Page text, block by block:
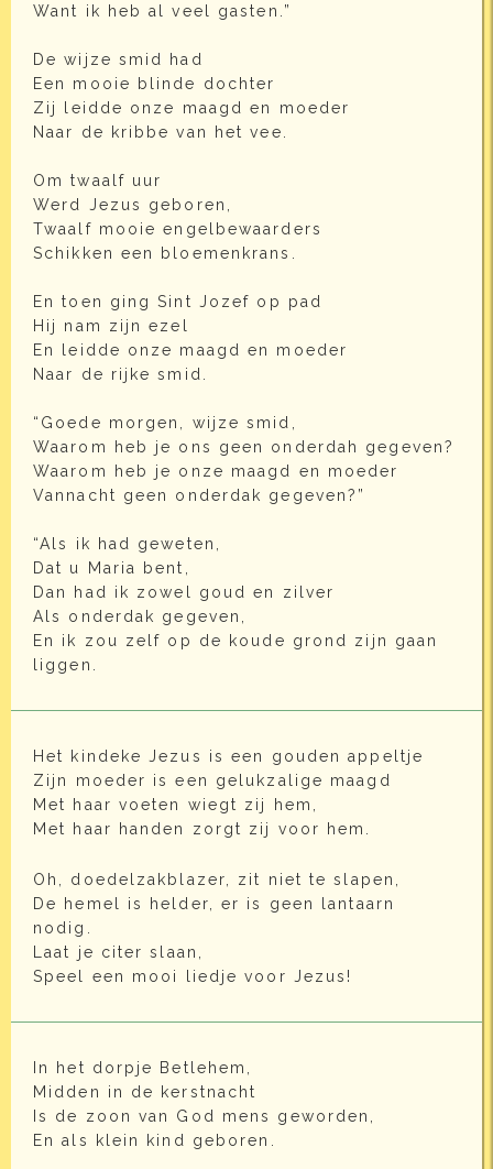
Want ik heb al veel gasten.”
De wijze smid had
Een mooie blinde dochter
Zij leidde onze maagd en moeder
Naar de kribbe van het vee.
Om twaalf uur
Werd Jezus geboren,
Twaalf mooie engelbewaarders
Schikken een bloemenkrans.
En toen ging Sint Jozef op pad
Hij nam zijn ezel
En leidde onze maagd en moeder
Naar de rijke smid.
“Goede morgen, wijze smid,
Waarom heb je ons geen onderdah gegeven?
Waarom heb je onze maagd en moeder
Vannacht geen onderdak gegeven?”
“Als ik had geweten,
Dat u Maria bent,
Dan had ik zowel goud en zilver
Als onderdak gegeven,
En ik zou zelf op de koude grond zijn gaan
liggen.
Het kindeke Jezus is een gouden appeltje
Zijn moeder is een gelukzalige maagd
Met haar voeten wiegt zij hem,
Met haar handen zorgt zij voor hem.
Oh, doedelzakblazer, zit niet te slapen,
De hemel is helder, er is geen lantaarn
nodig.
Laat je citer slaan,
Speel een mooi liedje voor Jezus!
In het dorpje Betlehem,
Midden in de kerstnacht
Is de zoon van God mens geworden,
En als klein kind geboren.